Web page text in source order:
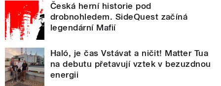
Česká herní historie pod
drobnohledem. SideQuest začíná
legendární Mafií
Haló, je čas Vstávat a ničit! Matter Tua
na debutu přetavují vztek v bezuzdnou
energii